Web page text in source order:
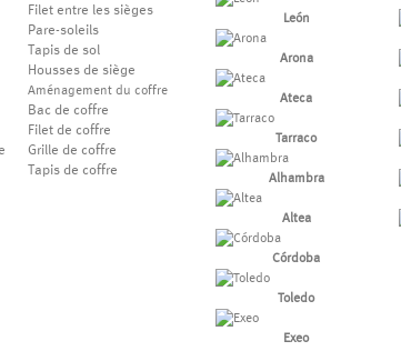
León
Arona
Ateca
Tarraco
Alhambra
Altea
Córdoba
Toledo
Exeo
Filet entre les sièges
Pare-soleils
Tapis de sol
Housses de siège
Aménagement du coffre
Bac de coffre
Filet de coffre
Grille de coffre
Tapis de coffre